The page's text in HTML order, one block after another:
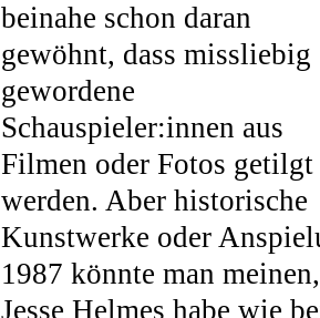
beinahe schon daran
gewöhnt, dass missliebig
gewordene
Schauspieler:innen aus
Filmen oder Fotos getilgt
werden. Aber historische
Kunstwerke oder
1987 könnte man
Jesse Helmes habe wie